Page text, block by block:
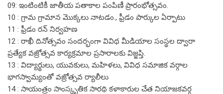
09: ఇంటింటికీ జాతీయ పతాకాల పంపిణీ ప్రారంభోత్సవం.
10 : గ్రామ గ్రామాన మొక్కలు నాటడం., ఫ్రీడం పార్కుల ఏర్పాటు
11 : ఫ్రీడం రన్ నిర్వహణ
12 : రాఖీ దినోత్సవం సందర్భంగా వివిధ మీడియాల సంస్థల ద్వారా
ప్రత్యేక వజ్రోత్సవ కార్యక్రమాల ప్రసారాలకు విజ్జప్తి.
13 : విద్యార్థులు, యువకులు, మహిళలు, వివిధ సమాజిక వర్గాల
భాగస్వామ్యంతో వజ్రోత్సవ ర్యాలీలు
14 : సాయంత్రం సాంస్కృతిక సారథి కళాకారుల చేత నియాజకవర్గ